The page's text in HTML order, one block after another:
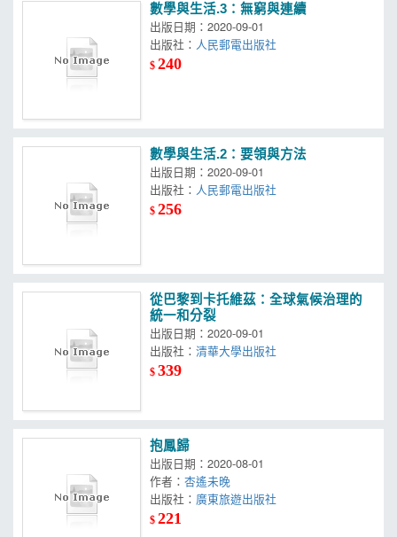
數學與生活.3：無窮與連續
出版日期：2020-09-01
出版社： 人民郵電出版社
$240
數學與生活.2：要領與方法
出版日期：2020-09-01
出版社： 人民郵電出版社
$256
從巴黎到卡托維茲：全球氣候治理的
統一和分裂
出版日期：2020-09-01
出版社：清華大學出版社
$339
抱鳳歸
出版日期：2020-08-01
作者：杏遙未晚
出版社： 廣東旅遊出版社
$221